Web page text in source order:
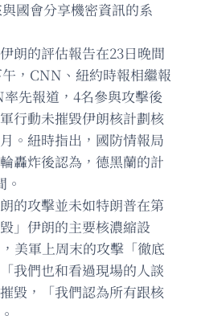
國會分享機密資訊的系
朗的評估報告在23日晚間
，CNN、紐約時報相繼報
先報道，4名參與攻擊後
行動未摧毀伊朗核計劃核
。紐時指出，國防情報局
轟炸後認為，德黑蘭的計
的攻擊並未如特朗普在第
」伊朗的主要核濃縮設
美軍上周末的攻擊「徹底
我們也和看過現場的人談
毀，「我們認為所有跟核